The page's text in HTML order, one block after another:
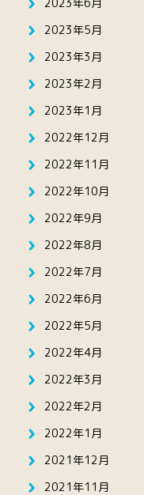
2023年5月
2023年3月
2023年2月
2023年1月
2022年12月
2022年11月
2022年10月
2022年9月
2022年8月
2022年7月
2022年6月
2022年5月
2022年4月
2022年3月
2022年2月
2022年1月
2021年12月
2021年11月